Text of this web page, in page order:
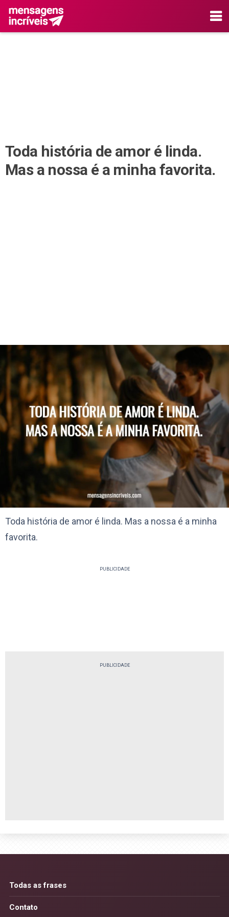
Toda história de amor é linda.
Mas a nossa é a minha favorita.
Toda história de amor é linda. Mas a nossa é a minha
favorita.
PUBLICIDADE
PUBLICIDADE
Todas as frases
Contato